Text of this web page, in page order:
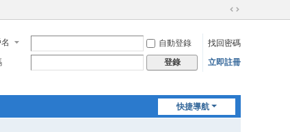
切
到
寬
自動登錄
找回密碼
登錄 立即註冊
快捷導航